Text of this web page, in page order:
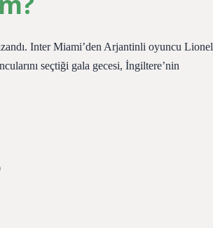
Inter Miami’den Arjantinli oyuncu Lionel
seçtiği gala gecesi, İngiltere’nin